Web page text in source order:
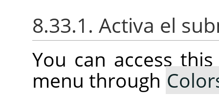
8.33.1. Activa el
You can access
menu through